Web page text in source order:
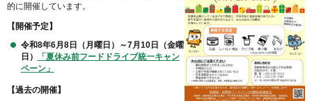
的に開催しています。
【開催予定】
令和8年6月8日（月曜日）～7月10日（金曜
日）
「夏休み前フードドライブ統一キャン
ペーン」
【過去の開催】